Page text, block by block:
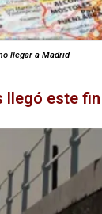
llegar a Madrid
llegó este